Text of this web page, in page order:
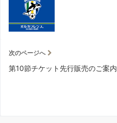
次のページへ
第10節チケット先行販売のご案内